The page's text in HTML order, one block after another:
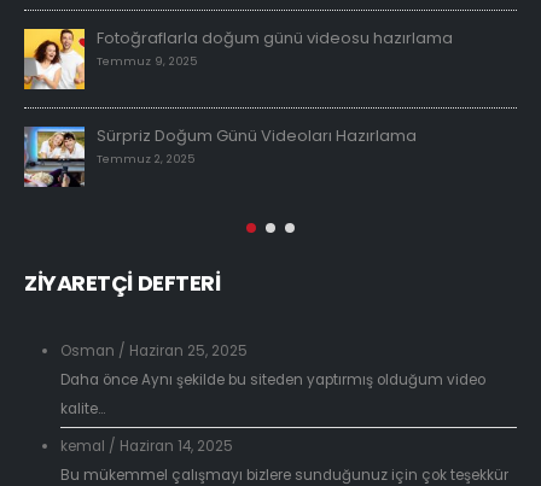
Fotoğraflarla doğum günü videosu hazırlama
Temmuz 9, 2025
Sürpriz Doğum Günü Videoları Hazırlama
Temmuz 2, 2025
ZİYARETÇİ DEFTERİ
Osman / Haziran 25, 2025
Daha önce Aynı şekilde bu siteden yaptırmış olduğum video
kalite...
kemal / Haziran 14, 2025
Bu mükemmel çalışmayı bizlere sunduğunuz için çok teşekkür